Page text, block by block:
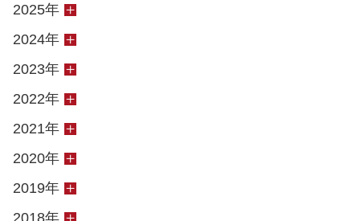
2025年
2024年
2023年
2022年
2021年
2020年
2019年